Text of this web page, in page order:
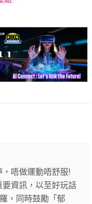
唔做運動唔舒服!
資訊，以至好玩話
，同時鼓勵「郁